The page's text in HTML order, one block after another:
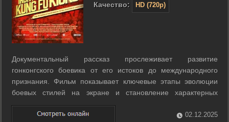
Качество:
HD (720p)
Документальный рассказ прослеживает развитие
гонконгского боевика от его истоков до международного
признания. Фильм показывает ключевые этапы эволюции
боевых стилей на экране и становление характерных
приёмов кинематографии. Параллельно раскрывается
влияние этих фильмов на мировое кино и поп-культуру.
02.12.2025